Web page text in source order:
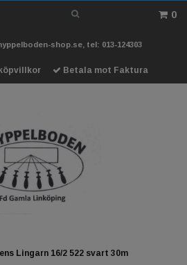
0
shop.se, tel: 013-124303
Betala mot Faktura
Lingarn 16/2 522 svart 30m